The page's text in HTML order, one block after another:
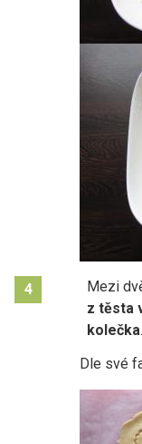
4
Mezi
z těsta
kolečka.
Dle své